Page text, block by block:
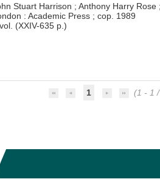
Stuart Harrison ; Anthony Harry Rose ;
: Academic Press ; cop. 1989
(XXIV-635 p.)
1 (1 - 1